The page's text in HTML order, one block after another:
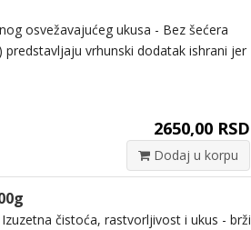
osvežavajućeg ukusa - Bez šećera
vrhunski dodatak ishrani jer
2650,00 RSD
Dodaj u korpu
čistoća, rastvorljivost i ukus - brži